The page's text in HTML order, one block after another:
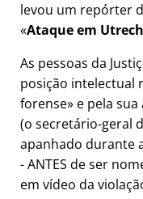
levou um repórter
Ataque em
As pessoas da
posição intelectual
forense e pela
(o secretário-geral
apanhado durante
- ANTES de ser
em vídeo da